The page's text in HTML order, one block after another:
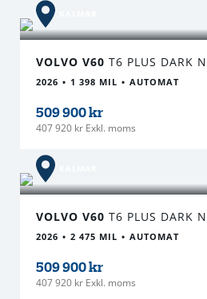
VOLVO V60 T6 PLUS DARK
2026 1 398 MIL AUTOMAT
509 900 kr
407 920 kr Exkl. moms
VOLVO V60 T6 PLUS DARK
2026 2 475 MIL AUTOMAT
509 900 kr
407 920 kr Exkl. moms